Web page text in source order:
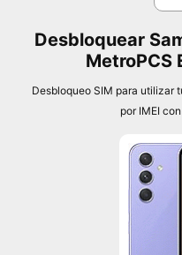
Desbloquear
MetroPCS
Desbloqueo SIM para utilizar
por IMEI